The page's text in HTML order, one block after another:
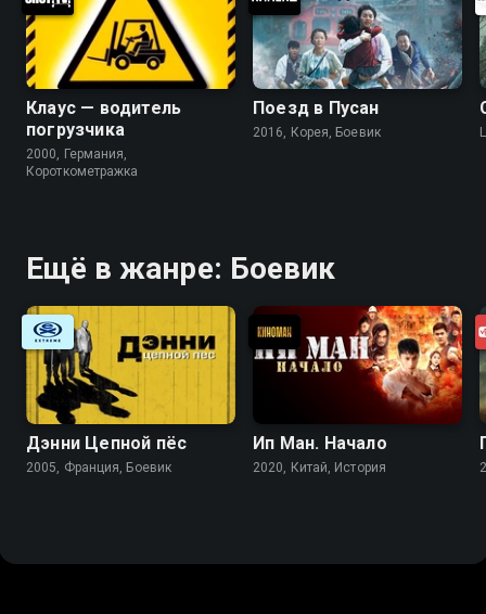
Клаус — водитель
погрузчика
2000, Германия,
Короткометражка
Поезд в Пусан
2016, Корея, Боевик
Ещё в жанре: Боевик
Дэнни Цепной пёс
2005, Франция, Боевик
Ип Ман. Начало
2020, Китай, История